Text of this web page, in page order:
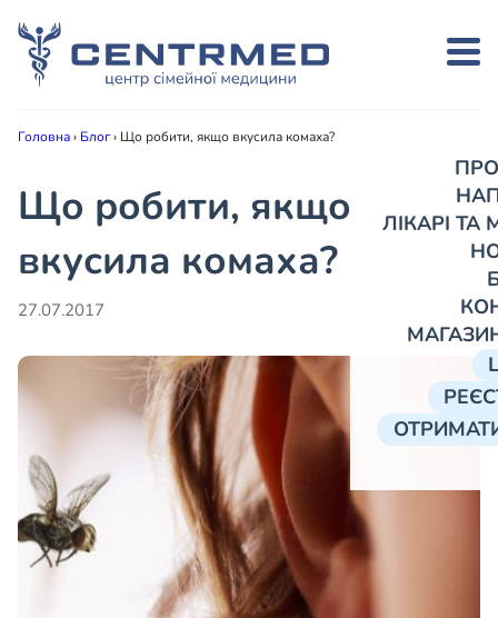
ЛІКАРІ
Головна› Блог› Що робити, якщо вкусила комаха?
Що робити, якщо
вкусила комаха?
27.07.2017